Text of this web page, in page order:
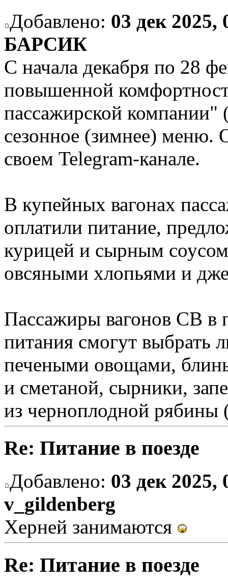
Добавлено: 03 дек 2025,
БАРСИК
С начала декабря по 28
повышенной
пассажирской компании"
сезонное (зимнее) меню.
своем Telegram-канале.
В купейных вагонах
оплатили питание,
курицей и сырным
овсяными хлопьями и
Пассажиры вагонов СВ в
питания смогут выбрать
печеными овощами,
и сметаной, сырники,
из черноплодной рябины
Re: Питание в поезде
Добавлено: 03 дек 2025,
v_gildenberg
Херней занимаются
Re: Питание в поезде